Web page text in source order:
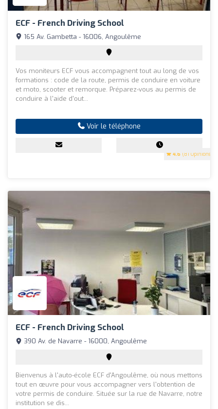
ECF - French Driving School
4.6 (81 Opinions)
165 Av. Gambetta - 16006, Angoulême
Vos moniteurs ECF vous accompagnent tout au long de vos
formations : code de la route, permis de conduire en voiture
et moto, scooter et remorque. Préparez-vous au permis de
conduire à l'aide d'out...
Voir le téléphone
ECF - French Driving School
390 Av. de Navarre - 16000, Angoulême
Bienvenus à l'auto-école ECF d'Angoulême, où nous mettons
tout en œuvre pour vous accompagner vers l'obtention de
votre permis de conduire. Située sur la rue de Navarre, notre
institution se dis...